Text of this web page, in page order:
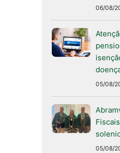
06/08/
05/08/
05/08/